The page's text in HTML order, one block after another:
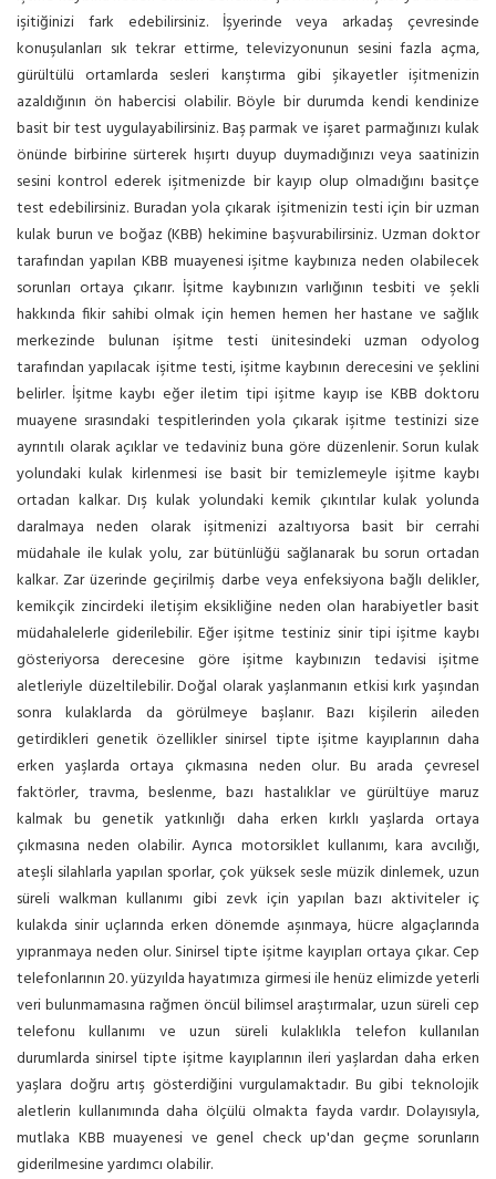
işitiğinizi fark edebilirsiniz. İşyerinde veya arkadaş çevresinde
konuşulanları sık tekrar ettirme, televizyonunun sesini fazla açma,
gürültülü ortamlarda sesleri karıştırma gibi şikayetler işitmenizin
azaldığının ön habercisi olabilir. Böyle bir durumda kendi kendinize
basit bir test uygulayabilirsiniz. Baş parmak ve işaret parmağınızı kulak
önünde birbirine sürterek hışırtı duyup duymadığınızı veya saatinizin
sesini kontrol ederek işitmenizde bir kayıp olup olmadığını basitçe
test edebilirsiniz. Buradan yola çıkarak işitmenizin testi için bir uzman
kulak burun ve boğaz (KBB) hekimine başvurabilirsiniz. Uzman doktor
tarafından yapılan KBB muayenesi işitme kaybınıza neden olabilecek
sorunları ortaya çıkarır. İşitme kaybınızın varlığının tesbiti ve şekli
hakkında fikir sahibi olmak için hemen hemen her hastane ve sağlık
merkezinde bulunan işitme testi ünitesindeki uzman odyolog
tarafından yapılacak işitme testi, işitme kaybının derecesini ve şeklini
belirler. İşitme kaybı eğer iletim tipi işitme kayıp ise KBB doktoru
muayene sırasındaki tespitlerinden yola çıkarak işitme testinizi size
ayrıntılı olarak açıklar ve tedaviniz buna göre düzenlenir. Sorun kulak
yolundaki kulak kirlenmesi ise basit bir temizlemeyle işitme kaybı
ortadan kalkar. Dış kulak yolundaki kemik çıkıntılar kulak yolunda
daralmaya neden olarak işitmenizi azaltıyorsa basit bir cerrahi
müdahale ile kulak yolu, zar bütünlüğü sağlanarak bu sorun ortadan
kalkar. Zar üzerinde geçirilmiş darbe veya enfeksiyona bağlı delikler,
kemikçik zincirdeki iletişim eksikliğine neden olan harabiyetler basit
müdahalelerle giderilebilir. Eğer işitme testiniz sinir tipi işitme kaybı
gösteriyorsa derecesine göre işitme kaybınızın tedavisi işitme
aletleriyle düzeltilebilir. Doğal olarak yaşlanmanın etkisi kırk yaşından
sonra kulaklarda da görülmeye başlanır. Bazı kişilerin aileden
getirdikleri genetik özellikler sinirsel tipte işitme kayıplarının daha
erken yaşlarda ortaya çıkmasına neden olur. Bu arada çevresel
faktörler, travma, beslenme, bazı hastalıklar ve gürültüye maruz
kalmak bu genetik yatkınlığı daha erken kırklı yaşlarda ortaya
çıkmasına neden olabilir. Ayrıca motorsiklet kullanımı, kara avcılığı,
ateşli silahlarla yapılan sporlar, çok yüksek sesle müzik dinlemek, uzun
süreli walkman kullanımı gibi zevk için yapılan bazı aktiviteler iç
kulakda sinir uçlarında erken dönemde aşınmaya, hücre algaçlarında
yıpranmaya neden olur. Sinirsel tipte işitme kayıpları ortaya çıkar. Cep
telefonlarının 20. yüzyılda hayatımıza girmesi ile henüz elimizde yeterli
veri bulunmamasına rağmen öncül bilimsel araştırmalar, uzun süreli cep
telefonu kullanımı ve uzun süreli kulaklıkla telefon kullanılan
durumlarda sinirsel tipte işitme kayıplarının ileri yaşlardan daha erken
yaşlara doğru artış gösterdiğini vurgulamaktadır. Bu gibi teknolojik
aletlerin kullanımında daha ölçülü olmakta fayda vardır. Dolayısıyla,
mutlaka KBB muayenesi ve genel check up'dan geçme sorunların
giderilmesine yardımcı olabilir.